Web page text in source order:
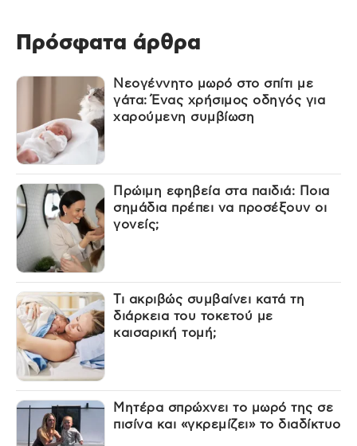
Πρόσφατα άρθρα
Νεογέννητο μωρό στο σπίτι με
γάτα: Ένας χρήσιμος οδηγός για
χαρούμενη συμβίωση
Πρώιμη εφηβεία στα παιδιά: Ποια
σημάδια πρέπει να προσέξουν οι
γονείς;
Τι ακριβώς συμβαίνει κατά τη
διάρκεια του τοκετού με
καισαρική τομή;
Μητέρα σπρώχνει το μωρό της σε
πισίνα και «γκρεμίζει» το διαδίκτυο